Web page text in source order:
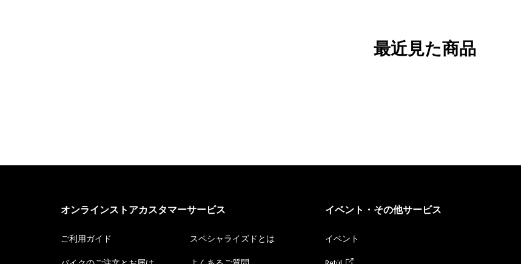
最近見た商品
オンラインストアカスタマーサービス
ご利用ガイド スペシャライズドとは
イベント・その他サービス
イベント